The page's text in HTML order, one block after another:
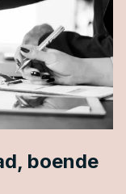
boende